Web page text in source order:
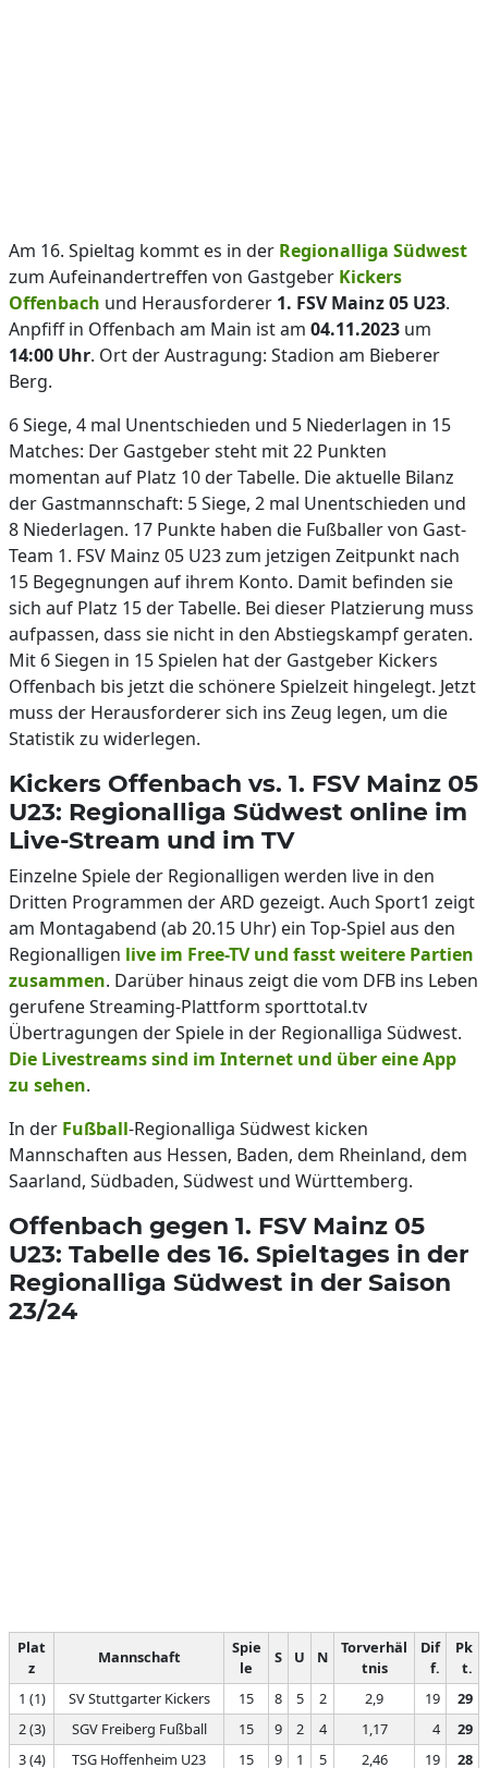
Am 16. Spieltag kommt es in der Regionalliga Südwest
zum Aufeinandertreffen von Gastgeber Kickers
Offenbach und Herausforderer 1. FSV Mainz 05 U23.
Anpfiff in Offenbach am Main ist am 04.11.2023 um
14:00 Uhr. Ort der Austragung: Stadion am Bieberer
Berg.
6 Siege, 4 mal Unentschieden und 5 Niederlagen in 15
Matches: Der Gastgeber steht mit 22 Punkten
momentan auf Platz 10 der Tabelle. Die aktuelle Bilanz
der Gastmannschaft: 5 Siege, 2 mal Unentschieden und
8 Niederlagen. 17 Punkte haben die Fußballer von Gast-
Team 1. FSV Mainz 05 U23 zum jetzigen Zeitpunkt nach
15 Begegnungen auf ihrem Konto. Damit befinden sie
sich auf Platz 15 der Tabelle. Bei dieser Platzierung muss
aufpassen, dass sie nicht in den Abstiegskampf geraten.
Mit 6 Siegen in 15 Spielen hat der Gastgeber Kickers
Offenbach bis jetzt die schönere Spielzeit hingelegt. Jetzt
muss der Herausforderer sich ins Zeug legen, um die
Statistik zu widerlegen.
Kickers Offenbach vs. 1. FSV Mainz 05
U23: Regionalliga Südwest online im
Live-Stream und im TV
Einzelne Spiele der Regionalligen werden live in den
Dritten Programmen der ARD gezeigt. Auch Sport1 zeigt
am Montagabend (ab 20.15 Uhr) ein Top-Spiel aus den
Regionalligen live im Free-TV und fasst weitere Partien
zusammen. Darüber hinaus zeigt die vom DFB ins Leben
gerufene Streaming-Plattform sporttotal.tv
Übertragungen der Spiele in der Regionalliga Südwest.
Die Livestreams sind im Internet und über eine App
zu sehen.
In der Fußball-Regionalliga Südwest kicken
Mannschaften aus Hessen, Baden, dem Rheinland, dem
Saarland, Südbaden, Südwest und Württemberg.
Offenbach gegen 1. FSV Mainz 05
U23: Tabelle des 16. Spieltages in der
Regionalliga Südwest in der Saison
23/24
Plat
z
Mannschaft
Spie
le
S U N
Torverhäl
tnis
Dif
f.
Pk
t.
1 (1)
SV Stuttgarter Kickers 15 8 5 2 2,9 19
29
2 (3)
SGV Freiberg Fußball 15 9 2 4 1,17 4
29
3 (4)
TSG Hoffenheim U23 15 9 1 5 2,46 19 28